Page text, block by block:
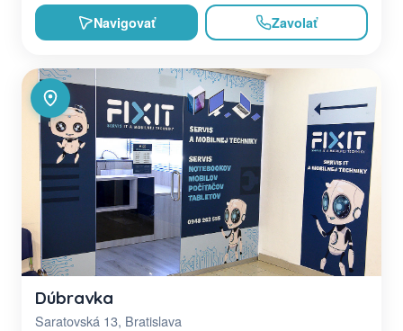
Navigovať Zavolať
Dúbravka
Saratovská 13, Bratislava